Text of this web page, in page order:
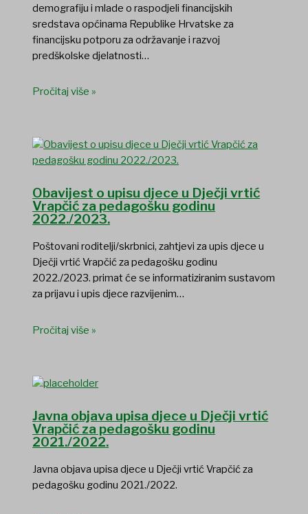
demografiju i mlade o raspodjeli financijskih
sredstava općinama Republike Hrvatske za
financijsku potporu za održavanje i razvoj
predškolske djelatnosti…
Pročitaj više »
Obavijest o upisu djece u Dječji vrtić
Vrapčić za pedagošku godinu
2022./2023.
Poštovani roditelji/skrbnici, zahtjevi za upis djece u
Dječji vrtić Vrapčić za pedagošku godinu
2022./2023. primat će se informatiziranim sustavom
za prijavu i upis djece razvijenim…
Pročitaj više »
Javna objava upisa djece u Dječji vrtić
Vrapčić za pedagošku godinu
2021./2022.
Javna objava upisa djece u Dječji vrtić Vrapčić za
pedagošku godinu 2021./2022.